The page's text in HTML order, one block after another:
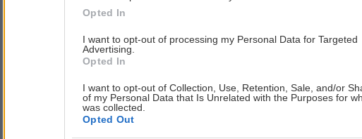
Opted In
I want to opt-out of processing my Personal Data for Targeted
Advertising.
Opted In
I want to opt-out of Collection, Use, Retention, Sale, and/or
of my Personal Data that Is Unrelated with the Purposes for
was collected.
Opted Out